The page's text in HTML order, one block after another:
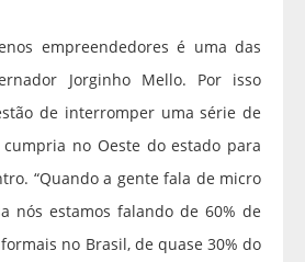
empreendedores é uma das
Jorginho Mello. Por isso
de interromper uma série de
no Oeste do estado para
“Quando a gente fala de micro
nós estamos falando de 60% de
no Brasil, de quase 30% do